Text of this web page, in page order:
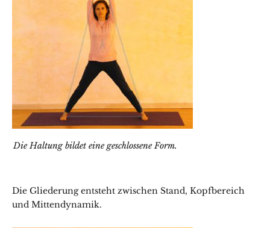
Die Haltung bildet eine geschlossene Form.
Die Gliederung entsteht zwischen Stand, Kopfbereich
und Mittendynamik.